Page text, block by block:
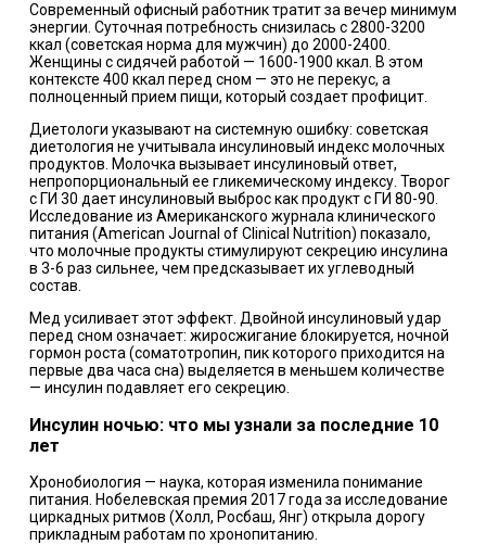
Современный офисный работник тратит за вечер минимум
энергии. Суточная потребность снизилась с 2800-3200
ккал (советская норма для мужчин) до 2000-2400.
Женщины с сидячей работой — 1600-1900 ккал. В этом
контексте 400 ккал перед сном — это не перекус, а
полноценный прием пищи, который создает профицит.
Диетологи указывают на системную ошибку: советская
диетология не учитывала инсулиновый индекс молочных
продуктов. Молочка вызывает инсулиновый ответ,
непропорциональный ее гликемическому индексу. Творог
с ГИ 30 дает инсулиновый выброс как продукт с ГИ 80-90.
Исследование из Американского журнала клинического
питания (American Journal of Clinical Nutrition) показало,
что молочные продукты стимулируют секрецию инсулина
в 3-6 раз сильнее, чем предсказывает их углеводный
состав.
Мед усиливает этот эффект. Двойной инсулиновый удар
перед сном означает: жиросжигание блокируется, ночной
гормон роста (соматотропин, пик которого приходится на
первые два часа сна) выделяется в меньшем количестве
— инсулин подавляет его секрецию.
Инсулин ночью: что мы узнали за последние 10
лет
Хронобиология — наука, которая изменила понимание
питания. Нобелевская премия 2017 года за исследование
циркадных ритмов (Холл, Росбаш, Янг) открыла дорогу
прикладным работам по хронопитанию.